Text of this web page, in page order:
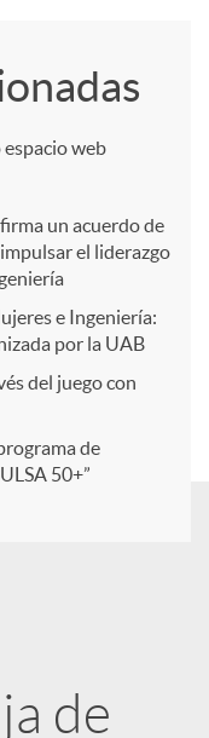
web
un acuerdo de
el liderazgo
e Ingeniería:
por la UAB
del juego con
de
50+”
de